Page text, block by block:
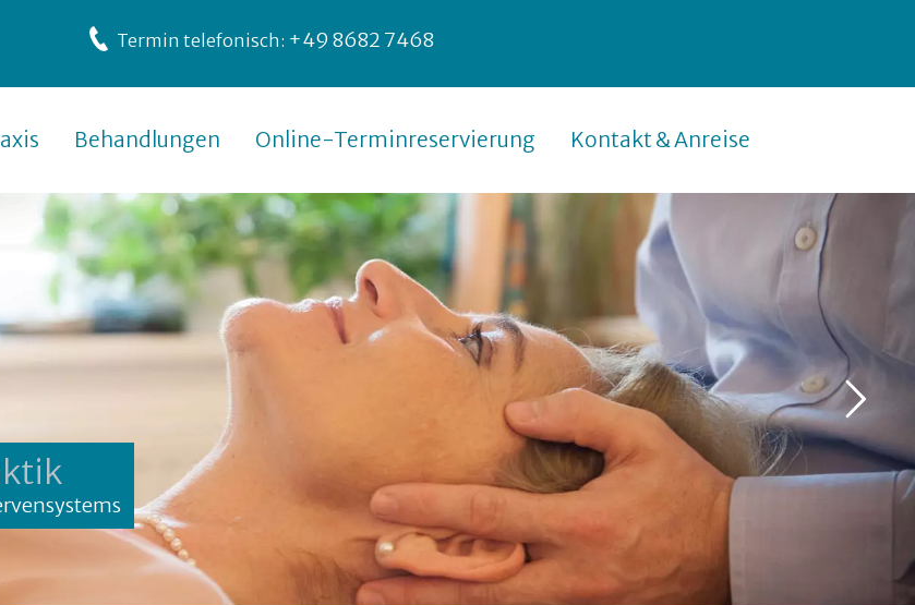
Termin telefonisch: +49 8682 7468
Behandlungen Online-Terminreservierung Kontakt & Anreise